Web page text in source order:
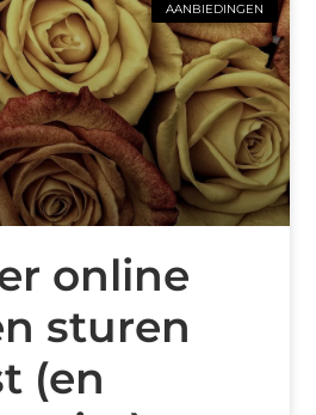
AANBIEDINGEN
online
sturen
(en